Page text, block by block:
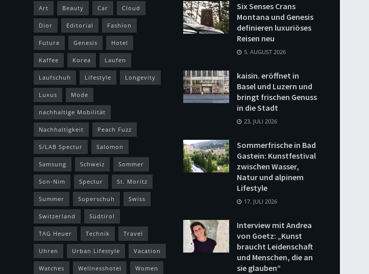
Art Beauty Car Cloud
Dior Editorial Fashion
Future Genesis Hotel
Kaffee Korea Laufen
Laufschuh Lifestyle Longevity
Luxus Mode
nachhaltige Mobilität
Nachhaltigkeit Peach Fuzz
S/LAB Spectur Salomon
Samsung Schweiz Sommer
Son-Nim Spectur St. Moritz
Summer Superschuh Swiss
Switzerland Südtirol
TAG Heuer Technik Travel
Uhren Urban Lifestyle Vacation
Watches Wellnesshotel Women
Six Senses Crans
Montana und Genesis
definieren luxuriöses
Reisen neu
5. AUGUST 2026
kaisin. eröffnet in
Basel und Luzern und
bringt frischen Genuss
in die Stadt
23. JULI 2026
Sommerfrische in Bad
Gastein: Kunstfestival
zwischen Wasser,
Natur und alpinem
Lifestyle
17. JULI 2026
Interview mit Andrea
von Goetz: „Kunst
braucht Leidenschaft
und Menschen, die an
sie glauben“